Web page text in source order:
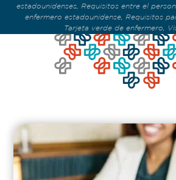
estadounidenses
Requisitos entre el
enfermero estadounidense, Requisitos
Tarjeta verde de enfermero